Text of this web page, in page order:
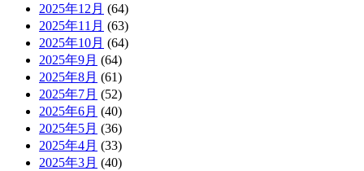
2025年12月 (64)
2025年11月 (63)
2025年10月 (64)
2025年9月 (64)
2025年8月 (61)
2025年7月 (52)
2025年6月 (40)
2025年5月 (36)
2025年4月 (33)
2025年3月 (40)